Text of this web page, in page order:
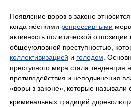
Появление воров в законе
когда жёсткими репрессивными
активность политической
общеуголовной преступностью,
коллективизацией и голодом.
преступного мира стала тенденция
противодействия и неподчинения
«воры в законе», которые называли
криминальных традиций